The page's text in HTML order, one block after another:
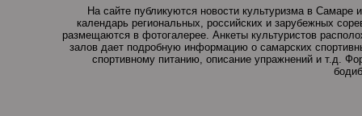
На сайте публикуются новости культуризма в
календарь региональных, российских и зарубежных
размещаются в фотогалерее. Анкеты культуристов
залов дает подробную информацию о самарских
спортивному питанию, описание упражнений и т.д.